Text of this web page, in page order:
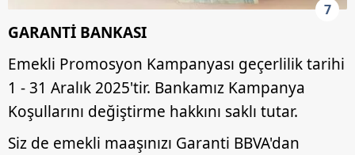
7
GARANTİ BANKASI
Emekli Promosyon Kampanyası geçerlilik tarihi
1 - 31 Aralık 2025'tir. Bankamız Kampanya
Koşullarını değiştirme hakkını saklı tutar.
Siz de emekli maaşınızı Garanti BBVA'dan